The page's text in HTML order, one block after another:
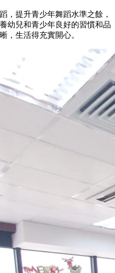
，提升青少年舞蹈水準之餘，
幼兒和青少年良好的習慣和品
，生活得充實開心。